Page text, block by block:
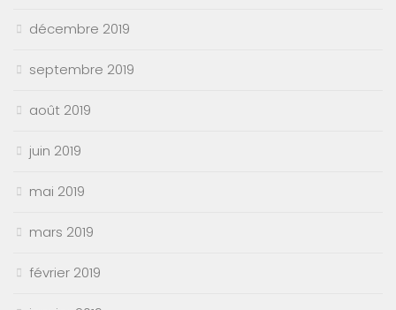
décembre 2019
septembre 2019
août 2019
juin 2019
mai 2019
mars 2019
février 2019